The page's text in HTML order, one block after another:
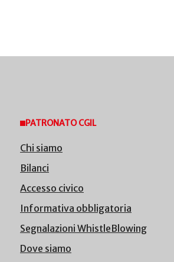
PATRONATO CGIL
Chi siamo
Bilanci
Accesso civico
Informativa obbligatoria
Segnalazioni WhistleBlowing
Dove siamo